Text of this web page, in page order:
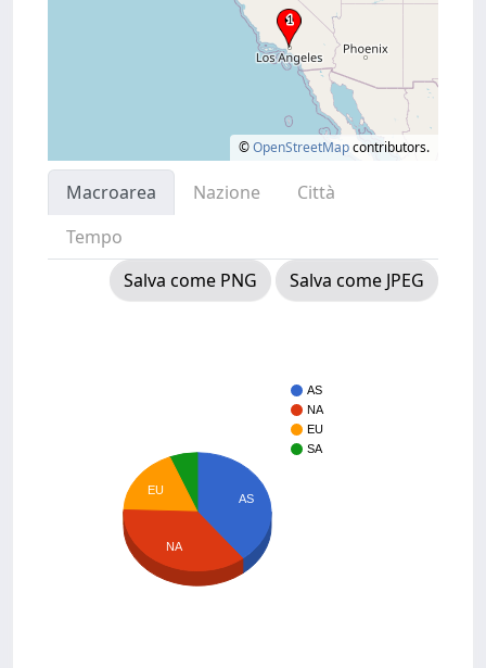
©OpenStreetMapcontributors.
Macroarea Nazione
Città
Tempo
Salva come PNG
Salva come JPEG
AS
NA
EU
SA
AS
EU
NA